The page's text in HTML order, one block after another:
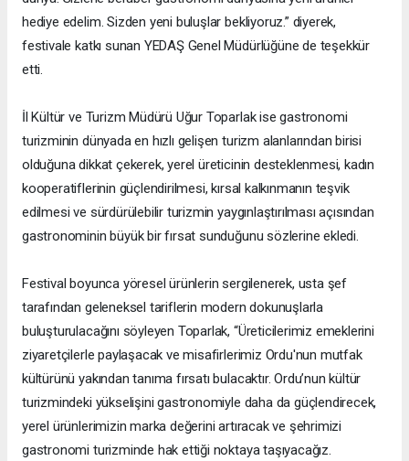
hediye edelim. Sizden yeni buluşlar bekliyoruz.” diyerek,
festivale katkı sunan YEDAŞ Genel Müdürlüğüne de teşekkür
etti.
İl Kültür ve Turizm Müdürü Uğur Toparlak ise gastronomi
turizminin dünyada en hızlı gelişen turizm alanlarından birisi
olduğuna dikkat çekerek, yerel üreticinin desteklenmesi, kadın
kooperatiflerinin güçlendirilmesi, kırsal kalkınmanın teşvik
edilmesi ve sürdürülebilir turizmin yaygınlaştırılması açısından
gastronominin büyük bir fırsat sunduğunu sözlerine ekledi.
Festival boyunca yöresel ürünlerin sergilenerek, usta şef
tarafından geleneksel tariflerin modern dokunuşlarla
buluşturulacağını söyleyen Toparlak, “Üreticilerimiz emeklerini
ziyaretçilerle paylaşacak ve misafirlerimiz Ordu'nun mutfak
kültürünü yakından tanıma fırsatı bulacaktır. Ordu’nun kültür
turizmindeki yükselişini gastronomiyle daha da güçlendirecek,
yerel ürünlerimizin marka değerini artıracak ve şehrimizi
gastronomi turizminde hak ettiği noktaya taşıyacağız.